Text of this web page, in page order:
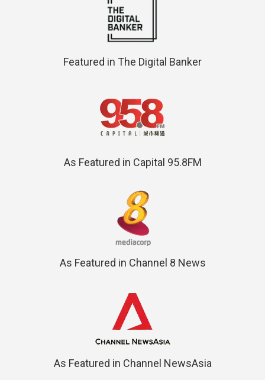
Featured in The Digital Banker
As Featured in Capital 95.8FM
As Featured in Channel 8 News
As Featured in Channel NewsAsia